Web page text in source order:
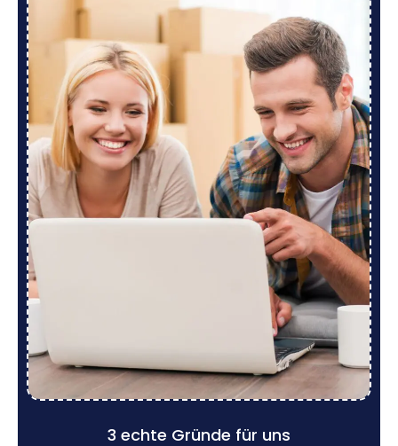
3 echte Gründe für uns